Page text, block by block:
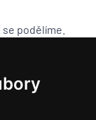
podělíme.